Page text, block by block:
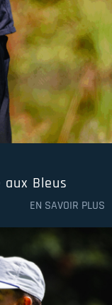
Bleus
EN SAVOIR PLUS